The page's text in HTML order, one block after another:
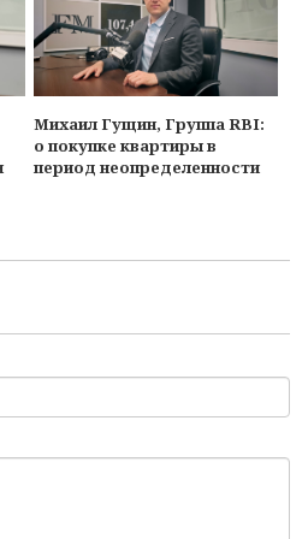
Михаил Гущин, Группа RBI:
о покупке квартиры в
период неопределенности